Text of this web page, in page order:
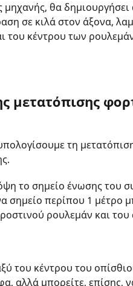
μηχανής, θα
σε κιλά στον άξονα,
του κέντρου των
μετατόπισης
τη
το σημείο ένωσης του
σημείο περίπου 1 μέτρο
ρουλεμάν και του
του κέντρου του
αλλά μπορείτε, επίσης,